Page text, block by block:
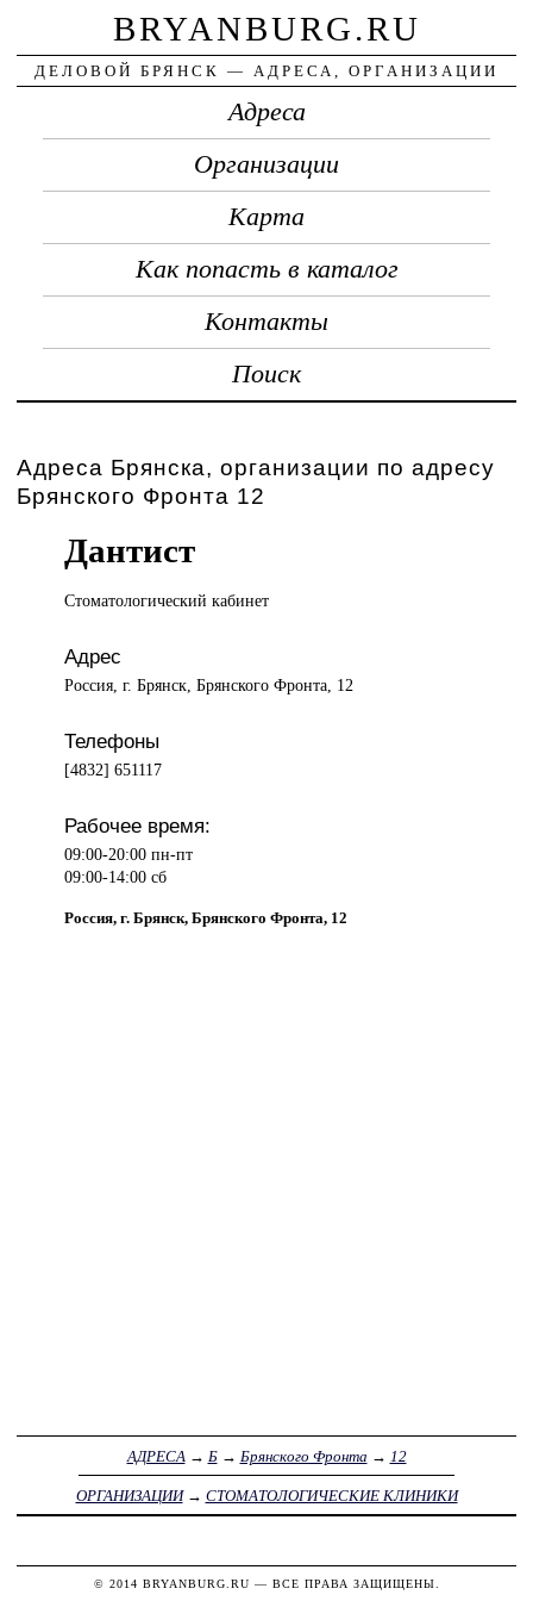
BRYANBURG.RU
ДЕЛОВОЙ БРЯНСК — АДРЕСА, ОРГАНИЗАЦИИ
Адреса
Организации
Карта
Как попасть в каталог
Контакты
Поиск
Адреса Брянска, организации по адресу
Брянского Фронта 12
Дантист
Стоматологический кабинет
Адрес
Россия, г. Брянск, Брянского Фронта, 12
Телефоны
[4832] 651117
Рабочее время:
09:00-20:00 пн-пт
09:00-14:00 сб
Россия, г. Брянск, Брянского Фронта, 12
АДРЕСА → Б→ Брянского Фронта → 12
ОРГАНИЗАЦИИ→ СТОМАТОЛОГИЧЕСКИЕ КЛИНИКИ
© 2014 BRYANBURG.RU — ВСЕ ПРАВА ЗАЩИЩЕНЫ.